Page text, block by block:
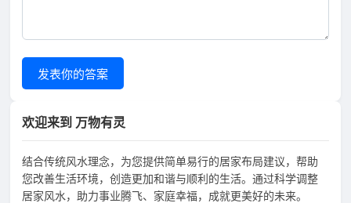
发表你的答案
欢迎来到 万物有灵
结合传统风水理念，为您提供简单易行的居家布局建议，帮助
您改善生活环境，创造更加和谐与顺利的生活。通过科学调整
居家风水，助力事业腾飞、家庭幸福，成就更美好的未来。